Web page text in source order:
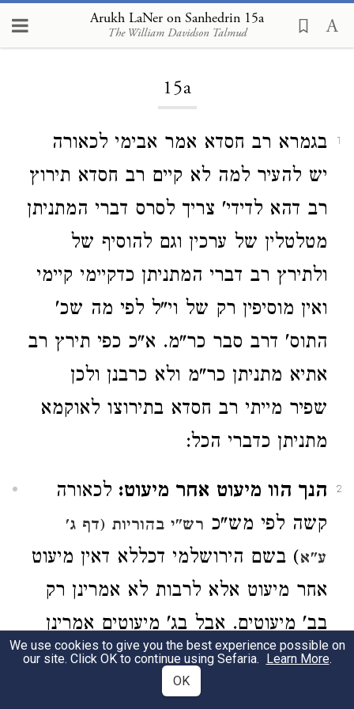
Arukh LaNer on Sanhedrin 15a
The William Davidson Talmud
Loading...
15a
1
בגמרא רב חסדא אמר אבימי לכאורה
יש להעיר למה לא קיים רב חסדא תירוץ
רב דהא לדידי' צריך לסרס דברי המתניתן
מטלטלין של ערכין וגם להוסיף של
ולתירץ רב דברי המתניתן כדקיימי קיימי
ואין מוסיפין רק של וי"ל לפי מה שכ'
התוס' דרב סבר כר"מ. א"כ כפי תירץ רב
אתיא מתניתן כר"מ ולא כרבנן ולכן
שפיר מייתי רב חסדא בתירוצו לאוקמא
מתניתן כדברי הכל:
2 הנך הוו מיעוט אחר מיעוט: לכאורה
קשה לפי מש"כ רש"י בהוריות (דף ג'
ע"א) בשם הירושלמי דכללא דאין מיעוט
אחר מיעוט אלא לרבות לא אמרינן רק
בב' מיעוטים. אבל בג' מיעוטים אמרינן
כולהו למיעוטו. א"כ היאך אמרינן הכא
דהוי מיעוט אחר מיעוט ואף אם תאמר
We use cookies to give you the best experience possible on
our site. Click OK to continue using Sefaria. Learn More.
OK